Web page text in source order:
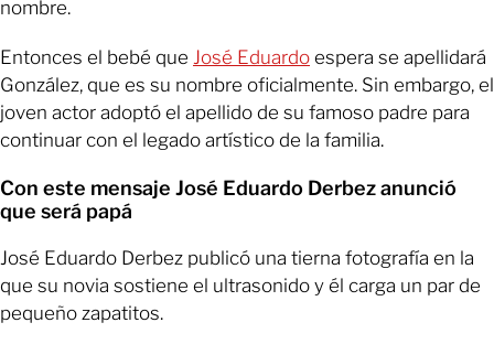
nombre.
Entonces el bebé que José Eduardo espera se apellidará
González, que es su nombre oficialmente. Sin embargo, el
joven actor adoptó el apellido de su famoso padre para
continuar con el legado artístico de la familia.
Con este mensaje José Eduardo Derbez anunció
que será papá
José Eduardo Derbez publicó una tierna fotografía en la
que su novia sostiene el ultrasonido y él carga un par de
pequeño zapatitos.